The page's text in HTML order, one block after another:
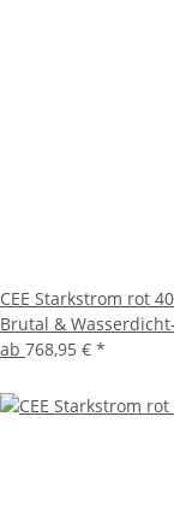
CEE Starkstrom rot
Brutal &
ab 768,95 € *